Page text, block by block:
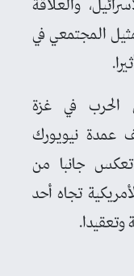
والعلاقة
المجتمعي في
الحرب في غزة
عمدة نيويورك
تعكس جانبا من
تجاه أحد